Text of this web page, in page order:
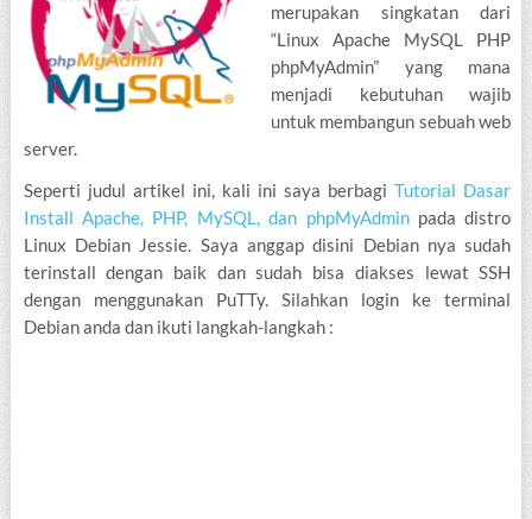
merupakan singkatan dari
“Linux Apache MySQL PHP
phpMyAdmin” yang mana
menjadi kebutuhan wajib
untuk membangun sebuah web
server.
Seperti judul artikel ini, kali ini saya berbagiTutorial Dasar
Install Apache, PHP, MySQL, dan phpMyAdminpada distro
Linux Debian Jessie. Saya anggap disini Debian nya sudah
terinstall dengan baik dan sudah bisa diakses lewat SSH
dengan menggunakan PuTTy. Silahkan login ke terminal
Debian anda dan ikuti langkah-langkah :